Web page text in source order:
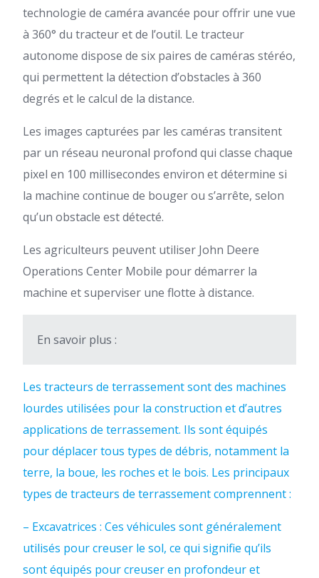
technologie de caméra avancée pour offrir une vue
à 360° du tracteur et de l’outil. Le tracteur
autonome dispose de six paires de caméras stéréo,
qui permettent la détection d’obstacles à 360
degrés et le calcul de la distance.
Les images capturées par les caméras transitent
par un réseau neuronal profond qui classe chaque
pixel en 100 millisecondes environ et détermine si
la machine continue de bouger ou s’arrête, selon
qu’un obstacle est détecté.
Les agriculteurs peuvent utiliser John Deere
Operations Center Mobile pour démarrer la
machine et superviser une flotte à distance.
En savoir plus :
Les tracteurs de terrassement sont des machines
lourdes utilisées pour la construction et d’autres
applications de terrassement. Ils sont équipés
pour déplacer tous types de débris, notamment la
terre, la boue, les roches et le bois. Les principaux
types de tracteurs de terrassement comprennent :
– Excavatrices : Ces véhicules sont généralement
utilisés pour creuser le sol, ce qui signifie qu’ils
sont équipés pour creuser en profondeur et